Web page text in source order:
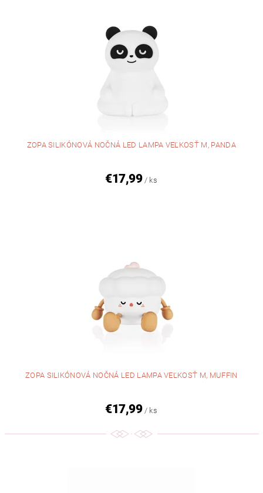
ZOPA SILIKÓNOVÁ NOČNÁ LED LAMPA VEĽKOSŤ M, PANDA
€17,99 / ks
ZOPA SILIKÓNOVÁ NOČNÁ LED LAMPA VEĽKOSŤ M, MUFFIN
€17,99 / ks